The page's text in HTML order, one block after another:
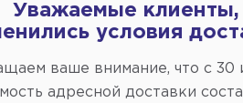
Уважаемые клиенты,
условия
ваше внимание, что c 30
адресной доставки